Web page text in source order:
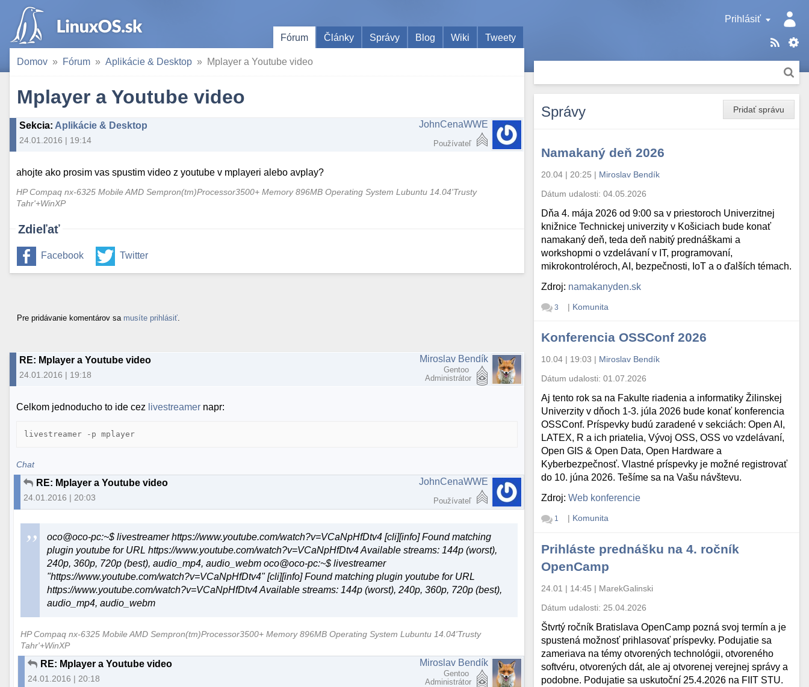
Prihlásiť
Fórum
Články Správy Blog Wiki Tweety
Domov Fórum Aplikácie & Desktop Mplayer a Youtube video
Mplayer a Youtube video
Sekcia: Aplikácie & Desktop
24.01.2016 | 19:14
JohnCenaWWE
Používateľ
ahojte ako prosim vas spustim video z youtube v mplayeri alebo avplay?
HP Compaq nx-6325 Mobile AMD Sempron(tm)Processor3500+ Memory 896MB Operating System Lubuntu 14.04'Trusty
Tahr'+WinXP
Zdieľať
Facebook Twitter
Pre pridávanie komentárov sa musíte prihlásiť
RE: Mplayer a Youtube video
24.01.2016 | 19:18
Miroslav Bendík
Gentoo
Administrátor
Celkom jednoducho to ide cez livestreamer napr:
livestreamer -p mplayer
Chat
RE: Mplayer a Youtube video
24.01.2016 | 20:03
JohnCenaWWE
Používateľ
oco@oco-pc:~$ livestreamer https://www.youtube.com/watch?v=VCaNpHfDtv4 [cli][info] Found matching
plugin youtube for URL https://www.youtube.com/watch?v=VCaNpHfDtv4 Available streams: 144p (worst),
240p, 360p, 720p (best), audio_mp4, audio_webm oco@oco-pc:~$ livestreamer
"https://www.youtube.com/watch?v=VCaNpHfDtv4" [cli][info] Found matching plugin youtube for URL
https://www.youtube.com/watch?v=VCaNpHfDtv4 Available streams: 144p (worst), 240p, 360p, 720p (best),
audio_mp4, audio_webm
HP Compaq nx-6325 Mobile AMD Sempron(tm)Processor3500+ Memory 896MB Operating System Lubuntu 14.04'Trusty
Tahr'+WinXP
RE: Mplayer a Youtube video
24.01.2016 | 20:18
Miroslav Bendík
Gentoo
Administrátor
Pridať správu
Správy
Namakaný deň 2026
20.04 | 20:25 | Miroslav Bendík
Dátum udalosti:04.05.2026
Dňa 4. mája 2026 od 9:00 sa v priestoroch Univerzitnej
knižnice Technickej univerzity v Košiciach bude konať
namakaný deň, teda deň nabitý prednáškami a
workshopmi o vzdelávaní v IT, programovaní,
mikrokontroléroch, AI, bezpečnosti, IoT a o ďalších témach.
Zdroj: namakanyden.sk
3 | Komunita
Konferencia OSSConf 2026
10.04 | 19:03 | Miroslav Bendík
Dátum udalosti:01.07.2026
Aj tento rok sa na Fakulte riadenia a informatiky Žilinskej
Univerzity v dňoch 1-3. júla 2026 bude konať konferencia
OSSConf. Príspevky budú zaradené v sekciách: Open AI,
LATEX, R a ich priatelia, Vývoj OSS, OSS vo vzdelávaní,
Open GIS & Open Data, Open Hardware a
Kyberbezpečnosť. Vlastné príspevky je možné registrovať
do 10. júna 2026. Tešíme sa na Vašu návštevu.
Zdroj:Web konferencie
1 | Komunita
Prihláste prednášku na 4. ročník
OpenCamp
24.01 | 14:45 | MarekGalinski
Dátum udalosti: 25.04.2026
Štvrtý ročník Bratislava OpenCamp pozná svoj termín a je
spustená možnosť prihlasovať príspevky. Podujatie sa
zameriava na témy otvorených technológii, otvoreného
softvéru, otvorených dát, ale aj otvorenej verejnej správy a
podobne. Podujatie sa uskutoční 25.4.2026 na FIIT STU.